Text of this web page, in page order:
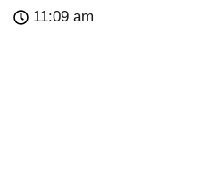
11:09 am